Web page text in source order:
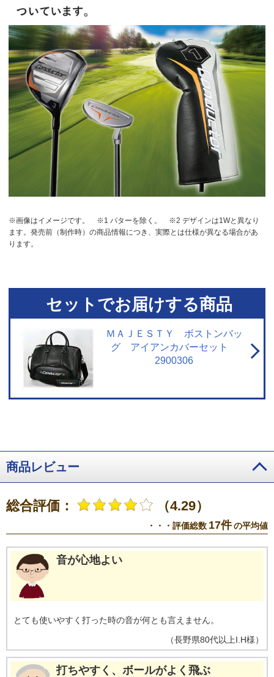
※画像はイメージです。 ※1 パターを除く。
※2 デザインは1Wと異なり
ます。発売前（制作時）の商品情報につき、実際とは仕様が異なる場合があ
ります。
セットでお届けする商品
ＭＡＪＥＳＴＹ ボストンバッ
グ アイアンカバーセット
2900306
商品レビュー
総合評価： （4.29）
・・・評価総数 17件の平均値
音が心地よい
とても使いやすく打った時の音が何とも言えません。
（長野県80代以上I.H様）
打ちやすく、ボールがよく飛ぶ